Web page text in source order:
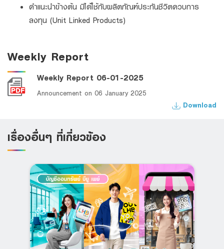
คำแนะนำข้างต้น มิได้ใช้กับผลิตภัณฑ์ประกันชีวิตควบการ
ลงทุน (Unit Linked Products)
Weekly Report
Weekly Report 06-01-2025
Announcement on 06 January 2025
Download
เรื่องอื่นๆ ที่เกี่ยวข้อง